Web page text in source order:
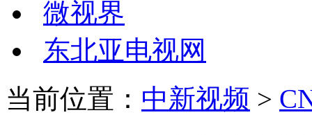
微视界
东北亚电视网
当前位置： 中新视频 >